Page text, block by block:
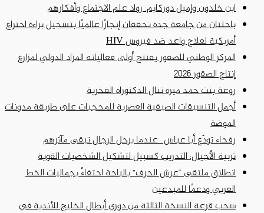
ابن خلدون وإميل دوركايم: رواد علم الاجتماع وأفكارهم
باحثتان من جامعة جدة تحققان إنجازًا عالميًا بتسجيل براءة اختراع
أمريكية لعلاج واعد ضد فيروس HIV
المركز الوطني للصقور يفتتح أولى فعالياته المزاد الدولي لمزارع
إنتاج الصقور 2026
روعة بنت حمد ميره تنال الدكتوراه الفخرية
أجمل التنسيقات الصيفية العصرية للمحجبات على طريقة مدونات
الموضة
رفحاء تودّع أبا عباس.. عندما يرحل الرجال تبقى مآثرهم
تربية الأجيال: التدريب كسبيل لتشكيل الشخصيات القوية
انطلاق ملتقى “عرش الحرف” بالباحة احتفاءً بجماليات الخط
العربي ودعمًا للمبدعين
سحب قرعة النسخة الثالثة من دوري أبطال الخليج للأندية في